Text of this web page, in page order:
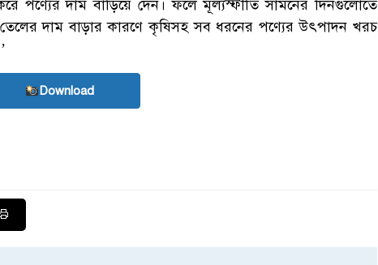
পণ্যের দাম বাড়িয়ে দেন। ফলে মূল্যস্ফীতি সামনের দিনগুলোতে
দাম বাড়ার কারণে কৃষিসহ সব ধরনের পণ্যের উৎপাদন খরচ
Download